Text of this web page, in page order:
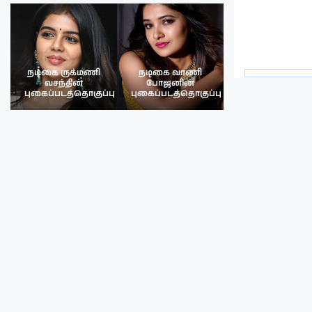
நடிகை ருக்மணி
வசந்தின்
புகைப்படத்தொகுப்பு
நடிகை வாணி
போஜனின்
புகைப்படத்தொகுப்பு
நடிகை